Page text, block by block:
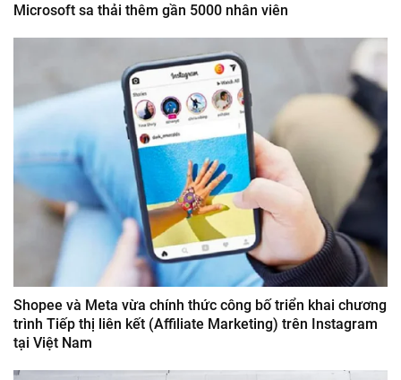
Microsoft sa thải thêm gần 5000 nhân viên
Shopee và Meta vừa chính thức công bố triển khai chương
trình Tiếp thị liên kết (Affiliate Marketing) trên Instagram
tại Việt Nam